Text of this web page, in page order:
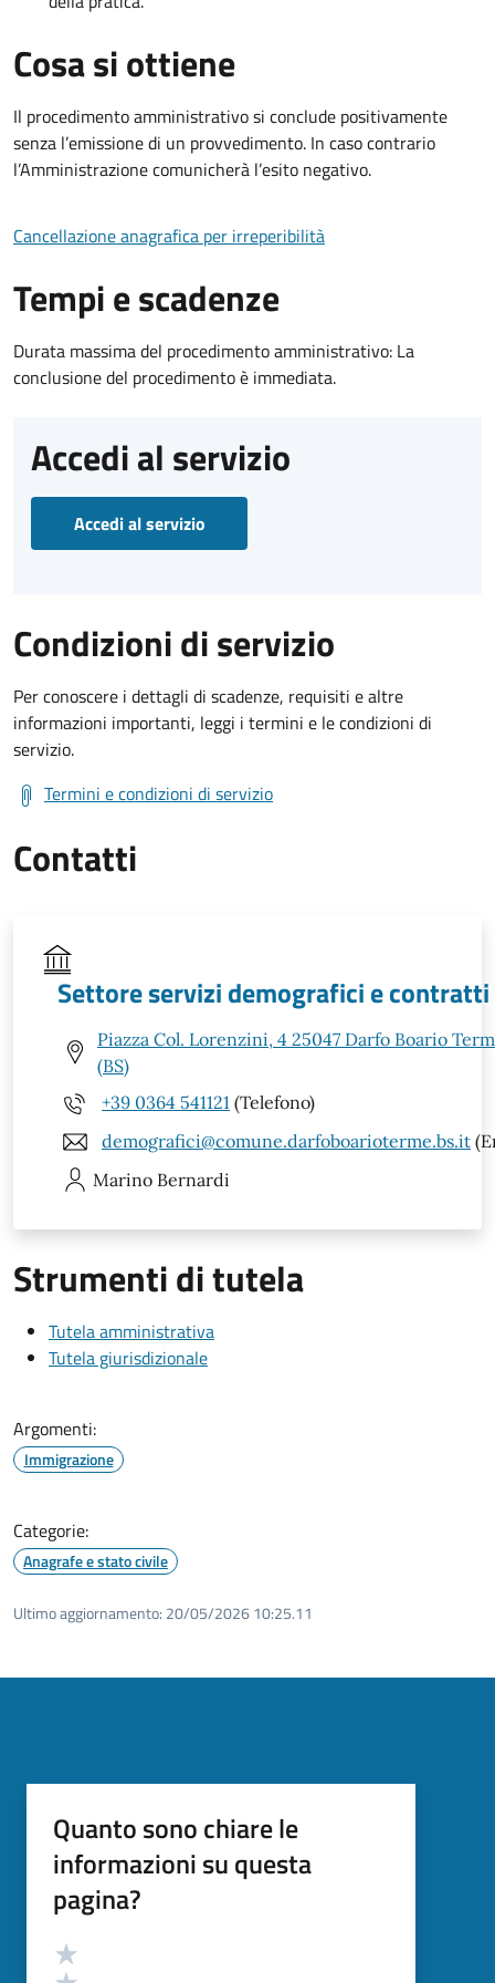
Cosa si ottiene
Il procedimento amministrativo si conclude positivamente
senza l’emissione di un provvedimento. In caso contrario
l’Amministrazione comunicherà l’esito negativo.
Cancellazione anagrafica per irreperibilità
Tempi e scadenze
Durata massima del procedimento amministrativo: La
conclusione del procedimento è immediata.
Accedi al servizio
Accedi al servizio
Condizioni di servizio
Per conoscere i dettagli di scadenze, requisiti e altre
informazioni importanti, leggi i termini e le condizioni di
servizio.
Termini e condizioni di servizio
Contatti
Settore servizi demografici e contratti
Piazza Col. Lorenzini, 4 25047 Darfo Boario
(BS)
+39 0364 541121 (Telefono)
demografici@comune.darfoboarioterme.bs.it
Marino Bernardi
Strumenti di tutela
Tutela amministrativa
Tutela giurisdizionale
Argomenti:
Immigrazione
Categorie:
Anagrafe e stato civile
Ultimo aggiornamento: 20/05/2026 10:25.11
Quanto sono chiare le
informazioni su questa
pagina?
Valutazione